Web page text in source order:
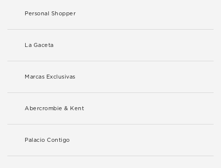
Personal Shopper
La Gaceta
Marcas Exclusivas
Abercrombie & Kent
Palacio Contigo